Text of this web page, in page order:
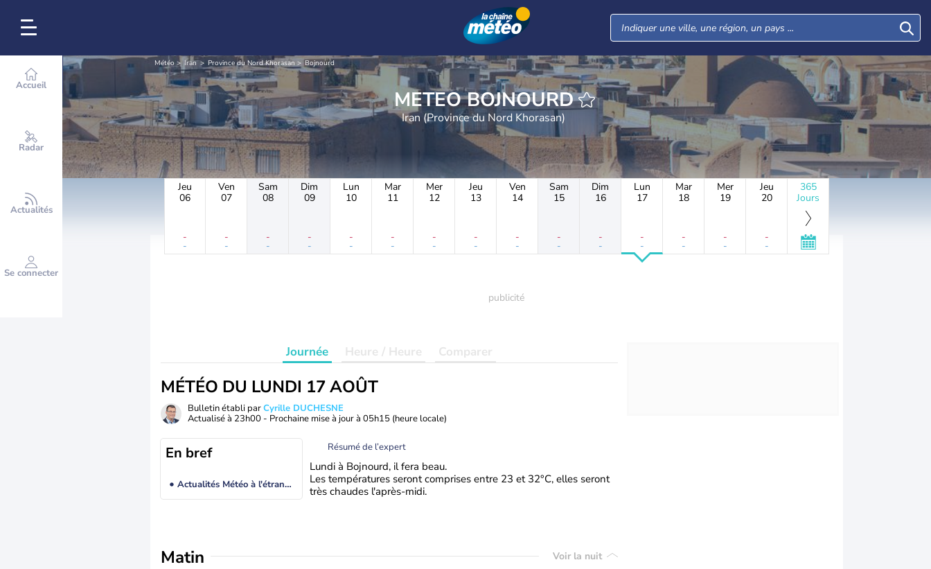
Accueil
Radar
Actualités
Se connecter
Météo Iran Province du Nord Khorasan Bojnourd
METEO BOJNOURD
Iran (Province du Nord Khorasan)
Jeu
06
-
-
Ven
07
-
-
Sam
08
-
-
Dim
09
-
-
Lun
10
-
-
Mar
11
-
-
Mer
12
-
-
Jeu
13
-
-
Ven
14
-
-
Sam
15
-
-
Dim
16
-
-
Lun
17
-
-
Mar
18
-
-
Mer
19
-
-
Jeu
20
-
-
365
Jours
Journée Heure / Heure Comparer
MÉTÉO DU LUNDI 17 AOÛT
Bulletin établi parCyrille DUCHESNE
Actualisé à 23h00 - Prochaine mise à jour à 05h15 (heure locale)
En bref
Actualités Météo à l'étranger
Résumé de l’expert
Lundi à Bojnourd, il fera beau.
Les températures seront comprises entre 23 et 32°C, elles seront
très chaudes l'après-midi.
Matin Voir la nuit